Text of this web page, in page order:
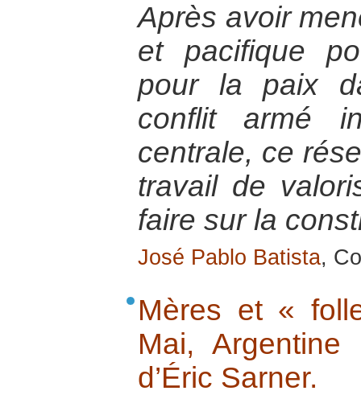
Après avoir
et pacifique
pour la paix
conflit armé
centrale, ce
travail de
faire sur la
José Pablo Batista,
Mères et «
Mai, Argentine
d’Éric Sarner.